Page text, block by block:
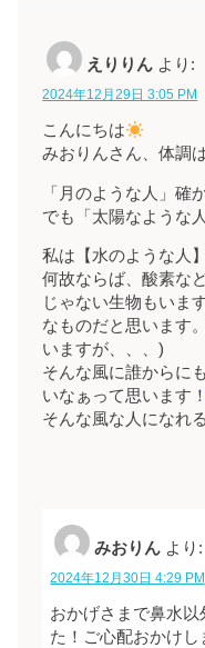
えりりん より:
2024年12月29日 3:05 PM
こんにちは
みおりんさん、体調
「月のような人」確
でも「太陽なような
私は【水のような人
何故ならば、酸素な
じゃない生物もいま
なものだと思います
いますが、、、)
そんな風に誰からに
いなぁって思います！
そんな風な人になれ
みおりん より:
2024年12月30日 4:29 PM
おかげさまで鼻水
た！ご心配おかけし